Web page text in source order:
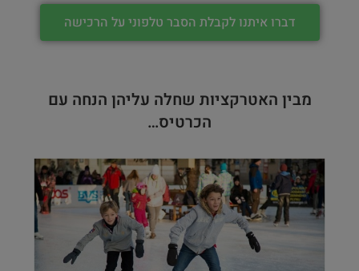
דברו איתנו לקבלת הסבר טלפוני על הרכישה
מבין האטרקציות שחלה עליהן הנחה עם
הכרטיס…